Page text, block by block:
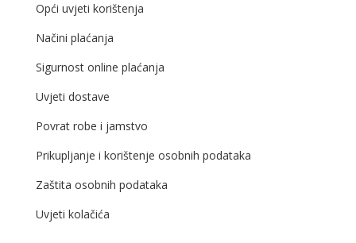
Opći uvjeti korištenja
Načini plaćanja
Sigurnost online plaćanja
Uvjeti dostave
Povrat robe i jamstvo
Prikupljanje i korištenje osobnih podataka
Zaštita osobnih podataka
Uvjeti kolačića